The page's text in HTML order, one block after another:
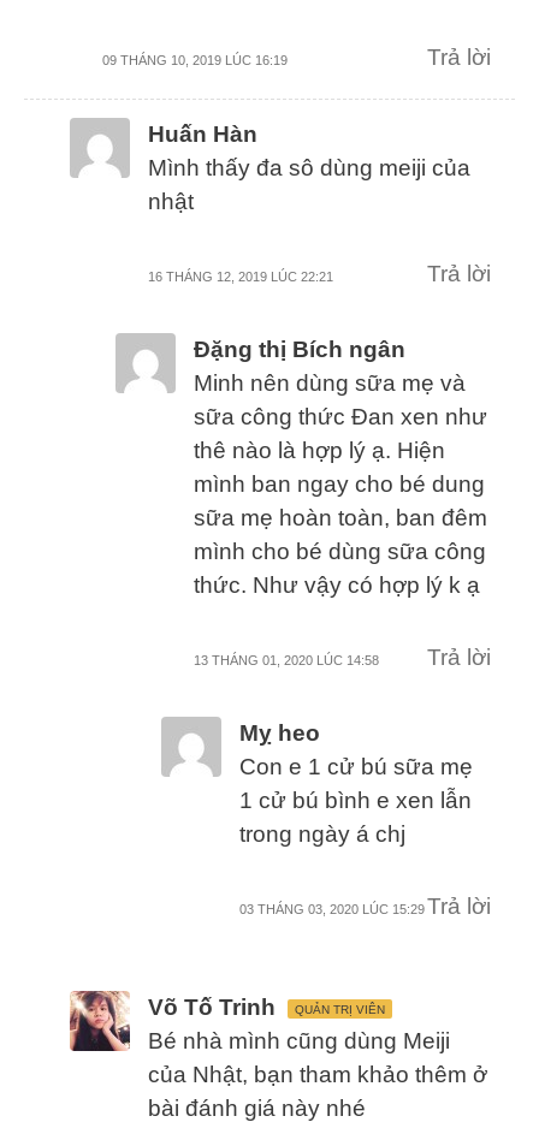
09 THÁNG 10, 2019 LÚC 16:19 Trả lời
Huấn Hàn
Mình thấy đa sô dùng meiji của
nhật
16 THÁNG 12, 2019 LÚC 22:21 Trả lời
Đặng thị Bích ngân
Minh nên dùng sữa mẹ và
sữa công thức Đan xen như
thê nào là hợp lý ạ. Hiện
mình ban ngay cho bé dung
sữa mẹ hoàn toàn, ban đêm
mình cho bé dùng sữa công
thức. Như vậy có hợp lý k ạ
13 THÁNG 01, 2020 LÚC 14:58 Trả lời
Mỵ heo
Con e 1 cử bú sữa mẹ
1 cử bú bình e xen lẫn
trong ngày á chj
03 THÁNG 03, 2020 LÚC 15:29Trả lời
Võ Tố Trinh QUẢN TRỊ VIÊN
Bé nhà mình cũng dùng Meiji
của Nhật, bạn tham khảo thêm ở
bài đánh giá này nhé